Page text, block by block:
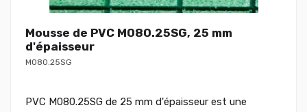
Mousse de PVC M080.25SG, 25 mm
d'épaisseur
M080.25SG
PVC M080.25SG de 25 mm d'épaisseur est une